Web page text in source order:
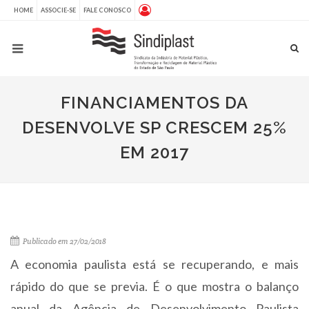
HOME ASSOCIE-SE FALE CONOSCO
FINANCIAMENTOS DA
DESENVOLVE SP CRESCEM 25%
EM 2017
Publicado em 27/02/2018
A economia paulista está se recuperando, e mais
rápido do que se previa. É o que mostra o balanço